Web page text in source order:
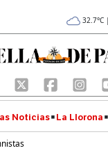
32.7°C
Noticias La Llorona